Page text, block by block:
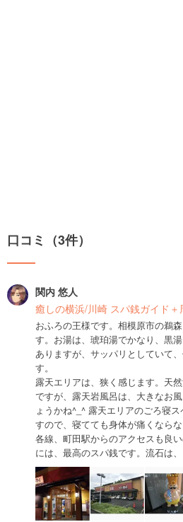
口コミ（3件）
関内 悠人
癒しの横浜/川崎 スパ銭ガイド
おふろの王様です。相模原市の鵜
す。お湯は、琥珀湯でかなり、黒
ありますが、サッパリとしていて
す。
露天エリアは、狭く感じます。天
ですが、露天岩風呂は、大きなお
ょうかね^_^ 露天エリアのごろ寝
すので、寝てても身体が痛くなら
各線、町田駅からのアクセスも良
には、最高のスパ銭です。流石は